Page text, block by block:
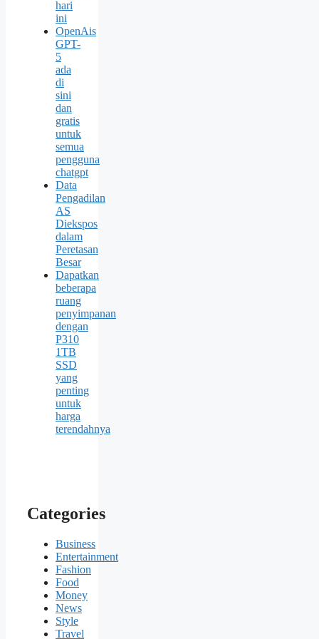
hari
ini
OpenAis
GPT-
5
ada
di
sini
dan
gratis
untuk
semua
pengguna
chatgpt
Data
Pengadilan
AS
Diekspos
dalam
Peretasan
Besar
Dapatkan
beberapa
ruang
penyimpanan
dengan
P310
1TB
SSD
yang
penting
untuk
harga
terendahnya
Categories
Business
Entertainment
Fashion
Food
Money
News
Style
Travel